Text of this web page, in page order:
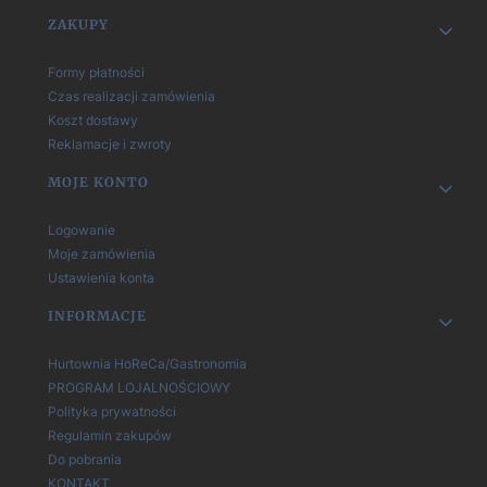
Linki w stopce
ZAKUPY
Formy płatności
Czas realizacji zamówienia
Koszt dostawy
Reklamacje i zwroty
MOJE KONTO
Logowanie
Moje zamówienia
Ustawienia konta
INFORMACJE
Hurtownia HoReCa/Gastronomia
PROGRAM LOJALNOŚCIOWY
Polityka prywatności
Regulamin zakupów
Do pobrania
KONTAKT